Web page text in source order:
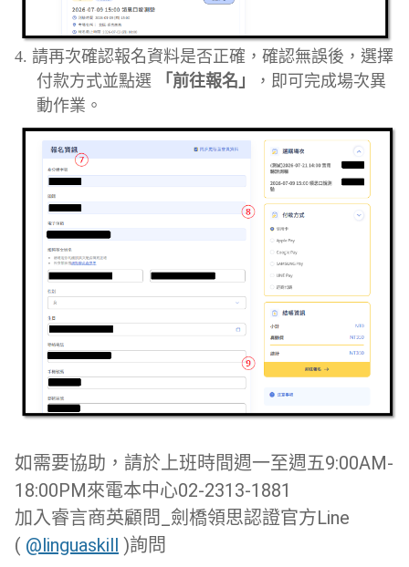
4. 請再次確認報名資料是否正確，確認無誤後，選擇
付款方式並點選
「前往報名」
，即可完成場次異
動作業。
如需要協助，請於上班時間週一至週五9:00AM-
18:00PM來電本中心02-2313-1881
加入睿言商英顧問_劍橋領思認證官方Line
( @linguaskill )詢問